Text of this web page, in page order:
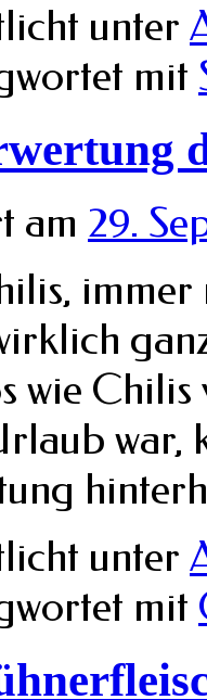
unter
mit
am 29.
immer
wie Chilis
war,
unter
mit